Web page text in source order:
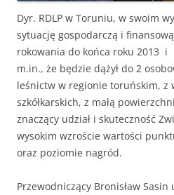
Dyr. RDLP w Toruniu, w swoim
sytuację gospodarczą i
rokowania do końca roku 2013 i
m.in., że będzie dążył do 2
leśnictw w regionie toruńskim, z
szkółkarskich, z małą
znaczący udział i skuteczność
wysokim wzroście wartości
oraz poziomie nagród.
Przewodniczący Bronisław Sasin